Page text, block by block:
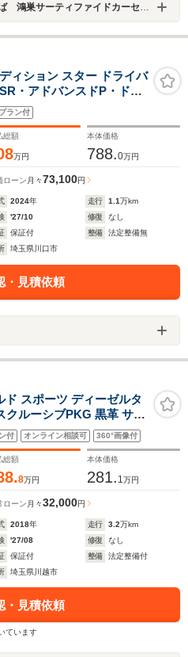
巣サーティファイドカーセンター
ィション スター ドライバ
・アドバンスドP・ドラ
ラン付
総額
万円
本体価格
788.0万円
ローン 月々73,100円
2024年 走行 1.1万km
'27/10 修復
なし
保証付 整備
法定整備無
埼玉県川口市
・見積依頼
スポーツ ディーゼルタ
ルーシブPKG 黒革 サン
正ナビ フルセグTV カー
トヒーター パワーバック
キングアシスト ETC
付 オンライン相談可 360°画像付
総額
8万円
本体価格
281. 1 万円
ローン 月々32,000円
2018年 走行 3.2万km
'27/08 修復
なし
保証付 整備
法定整備付
埼玉県川越市
・見積依頼
ています